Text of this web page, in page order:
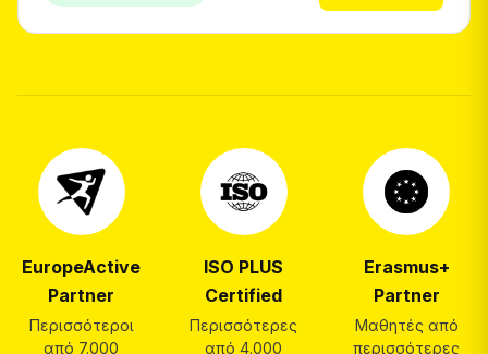
EuropeActive
Partner
Περισσότεροι
από 7.000
ISO PLUS
Certified
Περισσότερες
από 4.000
Erasmus+
Partner
Μαθητές από
περισσότερες